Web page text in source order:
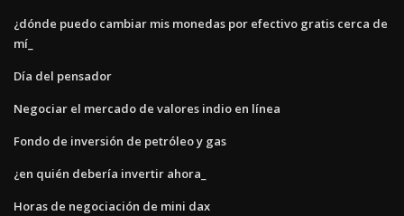
¿dónde puedo cambiar mis monedas por efectivo gratis cerca de
mí_
Día del pensador
Negociar el mercado de valores indio en línea
Fondo de inversión de petróleo y gas
¿en quién debería invertir ahora_
Horas de negociación de mini dax